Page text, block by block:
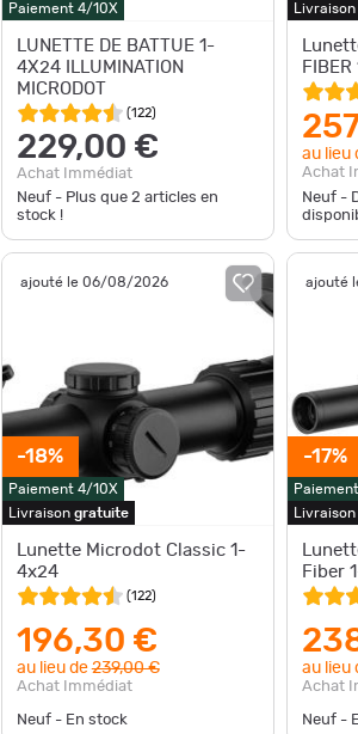
Paiement 4/10X
LUNETTE DE BATTUE 1-
4X24 ILLUMINATION
MICRODOT
(122)
229,00 €
Achat Immédiat
Neuf - Plus que 2 articles en
stock !
Livraison
au lieu
Achat
Neuf -
ajouté le 06/08/2026
-18%
Paiement 4/10X
Livraison gratuite
Lunette Microdot Classic 1-
4x24
(122)
196,30 €
au lieu de239,00 €
Achat Immédiat
Neuf - En stock
ajouté
-17%
Livraison
Fiber
au lieu
Achat
Neuf -